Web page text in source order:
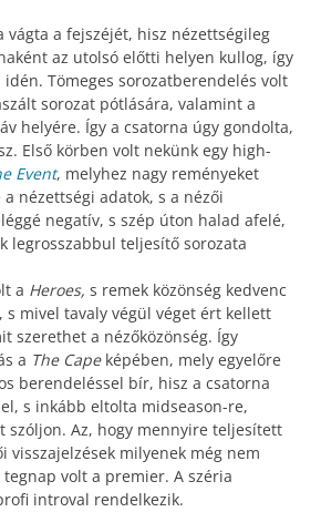
vágta a fejszéjét, hisz nézettségileg
az utolsó előtti helyen kullog, így
Tömeges sorozatberendelés volt
sorozat pótlására, valamint a
helyére. Így a csatorna úgy gondolta,
Első körben volt nekünk egy high-
Event, melyhez nagy reményeket
nézettségi adatok, s a nézői
negatív, s szép úton halad afelé,
legrosszabbul teljesítő sorozata
a Heroes, s remek közönség kedvenc
s mivel tavaly végül véget ért kellett
szerethet a nézőközönség. Így
a The Cape képében, mely egyelőre
berendeléssel bír, hisz a csatorna
s inkább eltolta midseason-re,
szóljon. Az, hogy mennyire teljesített
visszajelzések milyenek még nem
volt a premier. A széria
introval rendelkezik.